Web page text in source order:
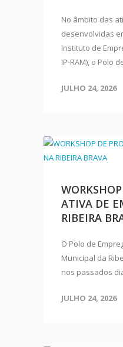
No âmbito das
desenvolvidas
Instituto de
IP-RAM), o Polo
JULHO 24, 2026
ATIVA DE
RIBEIRA
O Polo de
Municipal da
nos passados
JULHO 24, 2026